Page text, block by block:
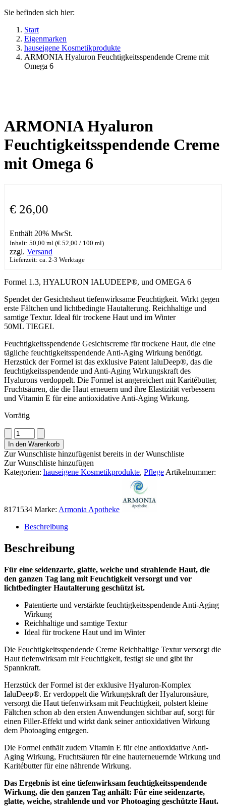
Sie befinden sich hier:
Start
Eigenmarken
hauseigene Kosmetikprodukte
ARMONIA Hyaluron Feuchtigkeitsspendende Creme mit
Omega 6
ARMONIA Hyaluron
Feuchtigkeitsspendende Creme
mit Omega 6
€ 26,00
Enthält 20% MwSt.
Inhalt: 50,00 ml (€ 52,00 / 100 ml)
zzgl. Versand
Lieferzeit: ca. 2-3 Werktage
Formel 1.3, HYALURON IALUDEEP®, und OMEGA 6
Spendet der Gesichtshaut tiefenwirksame Feuchtigkeit. Wirkt gegen
erste Fältchen und lichtbedingte Hautalterung. Reichhaltige und
samtige Textur. Ideal für trockene Haut und im Winter
50ML TIEGEL
Feuchtigkeitsspendende Gesichtscreme für trockene Haut, die eine
tägliche feuchtigkeitsspendende Anti-Aging Wirkung benötigt.
Herzstück der Formel ist das exklusive Patent IaluDeep®, das die
feuchtigkeitsspendende und Anti-Aging Wirkungskraft des
Hyalurons verdoppelt. Die Formel ist angereichert mit Karitébutter,
Fruchtsäuren, die die Haut erneuern und ihre Elastizität verbessern
und Vitamin E für eine antioxidative Anti-Aging Wirkung.
Vorrätig
ARMONIA
Hyaluron
Feuchtigkeitsspendende
Creme
mit
Omega
In den Warenkorb
Zur Wunschliste hinzufügenist bereits in der Wunschliste
Zur Wunschliste hinzufügen
Kategorien: hauseigene Kosmetikprodukte, Pflege Artikelnummer:
8171534 Marke: Armonia Apotheke
Beschreibung
Beschreibung
Für eine seidenzarte, glatte, weiche und strahlende Haut, die
den ganzen Tag lang mit Feuchtigkeit versorgt und vor
lichtbedingter Hautalterung geschützt ist.
Patentierte und verstärkte feuchtigkeitsspendende Anti-Aging
Wirkung
Reichhaltige und samtige Textur
Ideal für trockene Haut und im Winter
Die Feuchtigkeitsspendende Creme Reichhaltige Textur versorgt die
Haut tiefenwirksam mit Feuchtigkeit, festigt sie und gibt ihr
Spannkraft.
Herzstück der Formel ist der exklusive Hyaluron-Komplex
IaluDeep®. Er verdoppelt die Wirkungskraft der Hyaluronsäure,
versorgt die Haut tiefenwirksam mit Feuchtigkeit, polstert kleine
Fältchen schon ab den ersten Anwendungen sichtbar auf, sorgt für
einen Filler-Effekt und wirkt dank seiner antioxidativen Wirkung
dem Photoaging entgegen.
Die Formel enthält zudem Vitamin E für eine antioxidative Anti-
Aging Wirkung, Fruchtsäuren für eine hauterneuernde Wirkung und
Karitébutter für eine nährende Wirkung.
Das Ergebnis ist eine tiefenwirksam feuchtigkeitsspendende
Wirkung, die den ganzen Tag anhält: Für eine seidenzarte,
glatte, weiche, strahlende und vor Photoaging geschützte Haut.